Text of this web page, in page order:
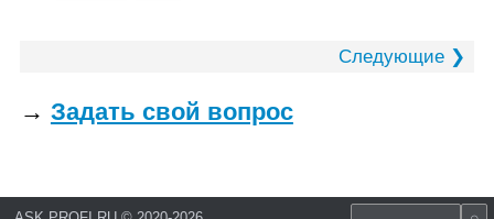
Следующие ❯
→ Задать свой вопрос